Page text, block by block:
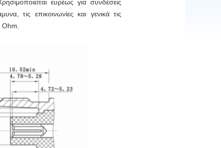
ευρέως για συνδέσεις
τις επικοινωνίες και γενικά τις
Ohm.